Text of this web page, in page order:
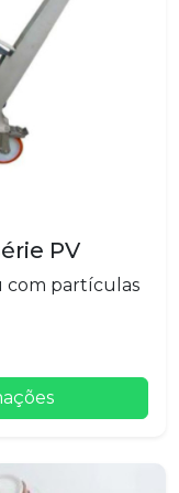
PV
com partículas